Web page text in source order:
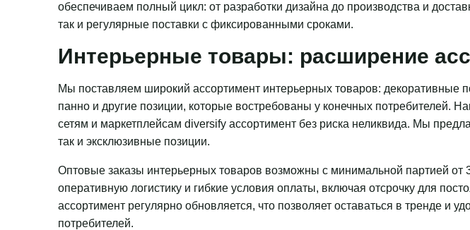
обеспечиваем полный цикл: от разработки дизайна до производства и
так и регулярные поставки с фиксированными сроками.
Интерьерные товары: расширение
Мы поставляем широкий ассортимент интерьерных товаров: декоративные
панно и другие позиции, которые востребованы у конечных потребителей.
сетям и маркетплейсам diversify ассортимент без риска неликвида. Мы
так и эксклюзивные позиции.
Оптовые заказы интерьерных товаров возможны с минимальной партией
оперативную логистику и гибкие условия оплаты, включая отсрочку для
ассортимент регулярно обновляется, что позволяет оставаться в тренде и
потребителей.